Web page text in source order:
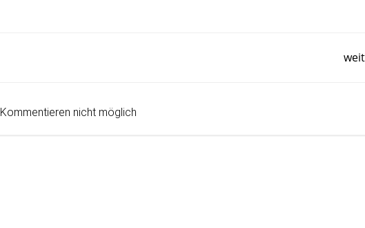
navigation
Kommentieren nicht möglich